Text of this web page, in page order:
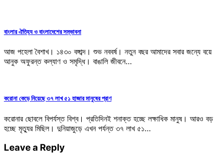
বাংলার ঐতিহ্য ও বাংলাদেশের সম্ভাবনা
আজ পহেলা বৈশাখ। ১৪৩০ বঙ্গাব্দ। শুভ নববর্ষ। নতুন বছর আমাদের সবার জন্যে বয়ে
আনুক অফুরন্ত কল্যাণ ও সমৃদ্ধি। বাঙালি জীবনে…
করোনা কেড়ে নিয়েছে ৩৭ লাখ ৫১ হাজার মানুষের প্রাণ
করোনার ছোবলে বিপর্যস্ত বিশ্ব। প্রতিদিনই শনাক্ত হচ্ছে লক্ষাধিক মানুষ। আরও বড়
হচ্ছে মৃত্যুর মিছিল। দুনিয়াজুড়ে এখন পর্যন্ত ৩৭ লাখ ৫১…
Leave a Reply